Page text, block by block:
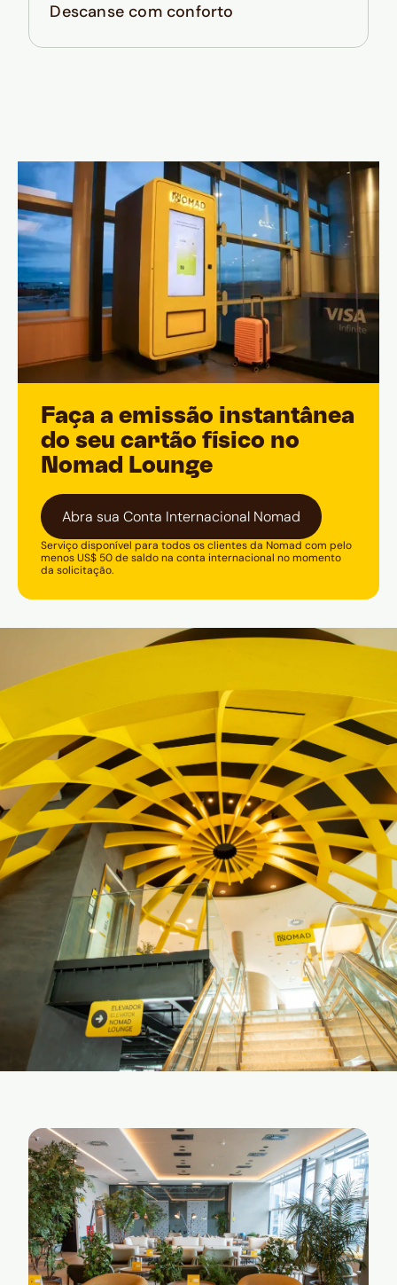
Descanse com conforto
Faça a emissão instantânea
do seu cartão físico no
Nomad Lounge
Abra sua Conta Internacional Nomad
Serviço disponível para todos os clientes da Nomad com pelo
menos US$ 50 de saldo na conta internacional no momento
da solicitação.